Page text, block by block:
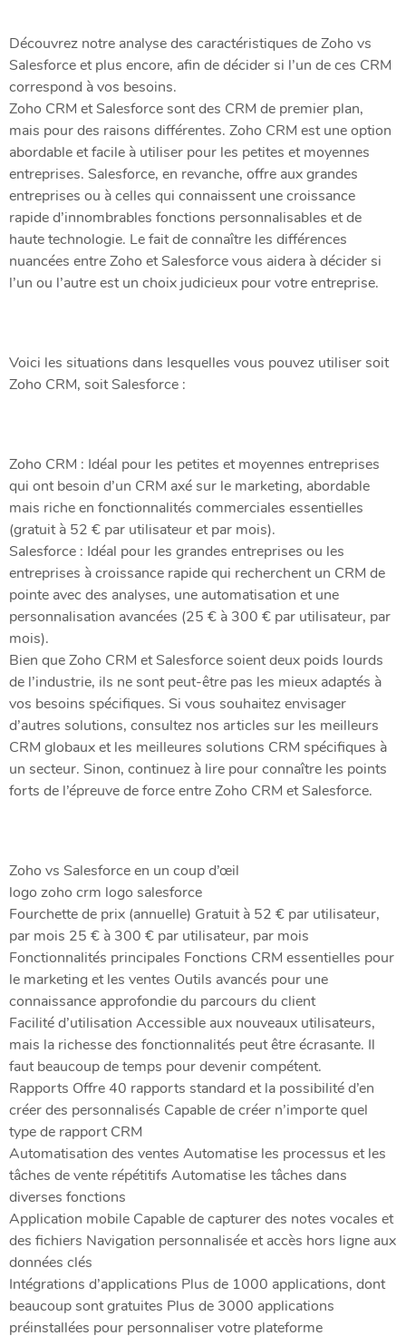
Découvrez notre analyse des caractéristiques de Zoho vs
Salesforce et plus encore, afin de décider si l’un de ces CRM
correspond à vos besoins.
Zoho CRM et Salesforce sont des CRM de premier plan,
mais pour des raisons différentes. Zoho CRM est une option
abordable et facile à utiliser pour les petites et moyennes
entreprises. Salesforce, en revanche, offre aux grandes
entreprises ou à celles qui connaissent une croissance
rapide d’innombrables fonctions personnalisables et de
haute technologie. Le fait de connaître les différences
nuancées entre Zoho et Salesforce vous aidera à décider si
l’un ou l’autre est un choix judicieux pour votre entreprise.
Voici les situations dans lesquelles vous pouvez utiliser soit
Zoho CRM, soit Salesforce :
Zoho CRM : Idéal pour les petites et moyennes entreprises
qui ont besoin d’un CRM axé sur le marketing, abordable
mais riche en fonctionnalités commerciales essentielles
(gratuit à 52 € par utilisateur et par mois).
Salesforce : Idéal pour les grandes entreprises ou les
entreprises à croissance rapide qui recherchent un CRM de
pointe avec des analyses, une automatisation et une
personnalisation avancées (25 € à 300 € par utilisateur, par
mois).
Bien que Zoho CRM et Salesforce soient deux poids lourds
de l’industrie, ils ne sont peut-être pas les mieux adaptés à
vos besoins spécifiques. Si vous souhaitez envisager
d’autres solutions, consultez nos articles sur les meilleurs
CRM globaux et les meilleures solutions CRM spécifiques à
un secteur. Sinon, continuez à lire pour connaître les points
forts de l’épreuve de force entre Zoho CRM et Salesforce.
Zoho vs Salesforce en un coup d’œil
logo zoho crm logo salesforce
Fourchette de prix (annuelle) Gratuit à 52 € par utilisateur,
par mois 25 € à 300 € par utilisateur, par mois
Fonctionnalités principales Fonctions CRM essentielles pour
le marketing et les ventes Outils avancés pour une
connaissance approfondie du parcours du client
Facilité d’utilisation Accessible aux nouveaux utilisateurs,
mais la richesse des fonctionnalités peut être écrasante. Il
faut beaucoup de temps pour devenir compétent.
Rapports Offre 40 rapports standard et la possibilité d’en
créer des personnalisés Capable de créer n’importe quel
type de rapport CRM
Automatisation des ventes Automatise les processus et les
tâches de vente répétitifs Automatise les tâches dans
diverses fonctions
Application mobile Capable de capturer des notes vocales et
des fichiers Navigation personnalisée et accès hors ligne aux
données clés
Intégrations d’applications Plus de 1000 applications, dont
beaucoup sont gratuites Plus de 3000 applications
préinstallées pour personnaliser votre plateforme